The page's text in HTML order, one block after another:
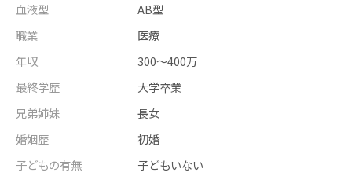
血液型
AB型
職業
医療
年収
300～400万
最終学歴
大学卒業
兄弟姉妹
長女
婚姻歴
初婚
子どもの有無
子どもいない